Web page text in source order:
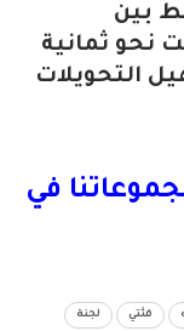
بين
نحو ثمانية
التحويلات
في
فئتي لجنة